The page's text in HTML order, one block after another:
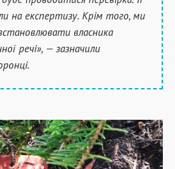
на експертизу. Крім того, ми
власника
речі», — зазначили